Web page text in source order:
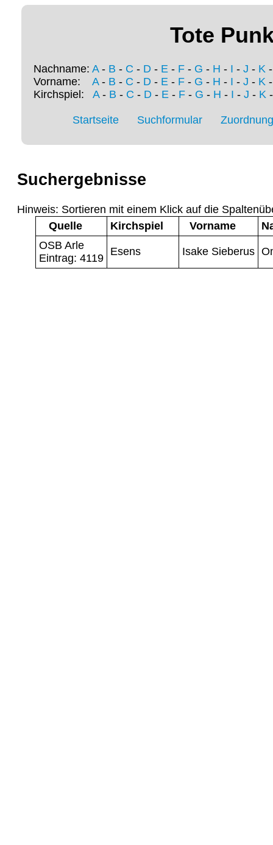
Tote
Nachname: A- B - C - D - E - F - G - H - I - J - K
Vorname: A- B - C - D - E - F - G - H - I - J - K
Kirchspiel: A- B - C - D- E- F- G - H - I - J - K
Startseite Suchformular
Suchergebnisse
Hinweis: Sortieren mit einem Klick auf die
Quelle
Kirchspiel Vorname
OSB Arle
Eintrag: 4119
Esens Isake Sieberus